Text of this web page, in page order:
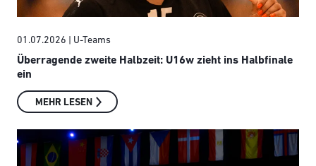
01.07.2026 | U-Teams
Überragende zweite Halbzeit: U16w zieht ins Halbfinale
ein
MEHR LESEN